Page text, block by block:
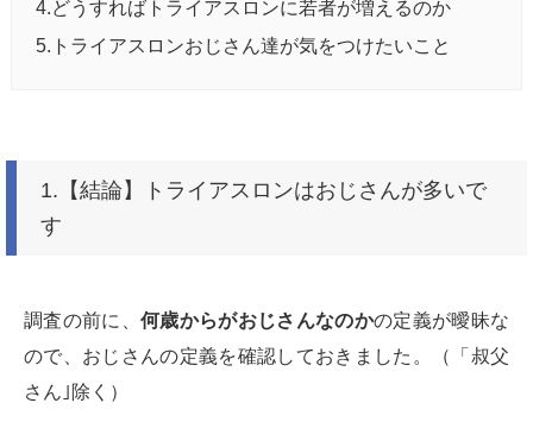
4.どうすればトライアスロンに若者が増えるのか
5.トライアスロンおじさん達が気をつけたいこと
1.【結論】トライアスロンはおじさんが多いで
す
調査の前に、 何歳からがおじさんなのかの定義が曖昧な
ので、おじさんの定義を確認しておきました。（「叔父
さん｣除く）